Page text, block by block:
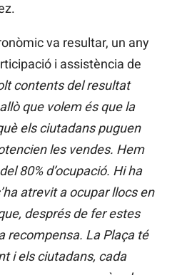
va resultar, un any
i assistència de
contents del resultat
que volem és que la
els ciutadans puguen
les vendes. Hem
80% d’ocupació. Hi ha
atrevit a ocupar llocs en
després de fer estes
recompensa. La Plaça té
i els ciutadans, cada